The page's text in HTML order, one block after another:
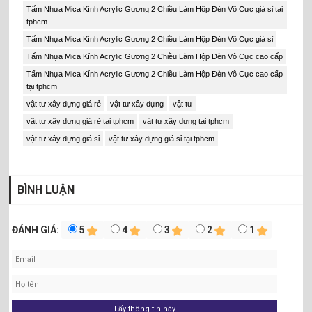
Giá thành rẻ hơn so với kính 2 chiều
Tấm Nhựa Mica Kính Acrylic Gương 2 Chiều Làm Hộp Đèn Vô Cực giá sỉ tại
tphcm
Tấm Nhựa Mica Kính Acrylic Gương 2 Chiều Làm Hộp Đèn Vô Cực giá sỉ
Tấm Nhựa Mica Kính Acrylic Gương 2 Chiều Làm Hộp Đèn Vô Cực cao cấp
Tấm Nhựa Mica Kính Acrylic Gương 2 Chiều Làm Hộp Đèn Vô Cực cao cấp
tại tphcm
vật tư xây dựng giá rẻ vật tư xây dựng vật tư
vật tư xây dựng giá rẻ tại tphcm vật tư xây dựng tại tphcm
vật tư xây dựng giá sỉ vật tư xây dựng giá sỉ tại tphcm
BÌNH LUẬN
ĐÁNH GIÁ: 5 4 3 2 1